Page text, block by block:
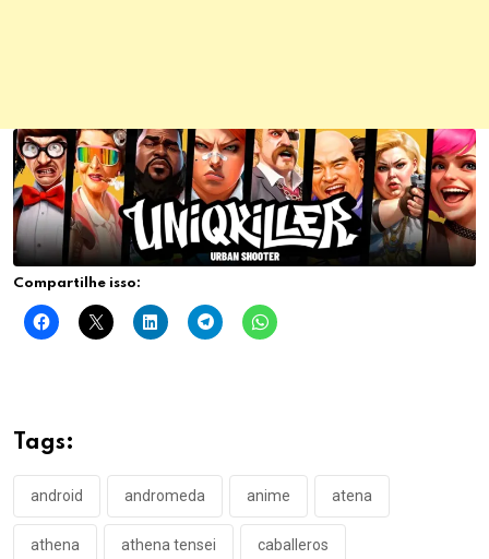
Compartilhe isso:
Tags:
android andromeda anime atena
athena athena tensei caballeros